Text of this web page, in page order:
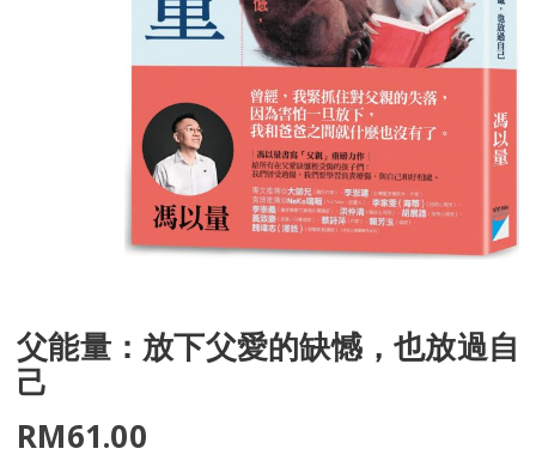
父能量：放下父愛的缺憾，也放過自
己
RM61.00